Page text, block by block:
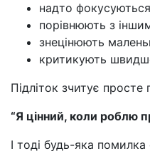
надто фокусуються
порівнюють з
знецінюють
критикують
Підліток зчитує просте
“Я цінний, коли роблю
І тоді будь-яка